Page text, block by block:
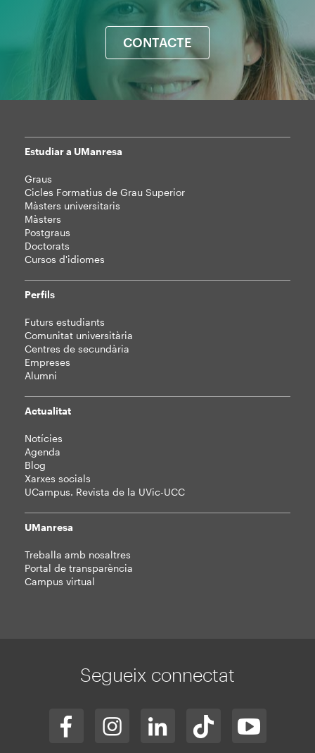
CONTACTE
Mapa
web
Estudiar a UManresa
Graus
Cicles Formatius de Grau Superior
Màsters universitaris
Màsters
Postgraus
Doctorats
Cursos d'idiomes
Perfils
Futurs estudiants
Comunitat universitària
Centres de secundària
Empreses
Alumni
Actualitat
Notícies
Agenda
Blog
Xarxes socials
UCampus. Revista de la UVic-UCC
UManresa
Treballa amb nosaltres
Portal de transparència
Campus virtual
Segueix connectat